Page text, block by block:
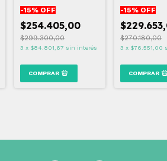
-15% OFF
$254.405,00
$299.300,00
3 x $84.801,67 sin interés
-15% OFF
$270.180,00
3 x $76.551,00